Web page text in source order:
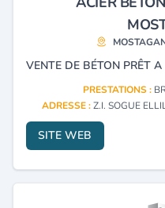
PRESTATIONS :
ADRESSE :Z.I. SOGUE
SITE WEB